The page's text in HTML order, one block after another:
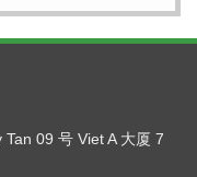
09 号 Viet A 大厦 7